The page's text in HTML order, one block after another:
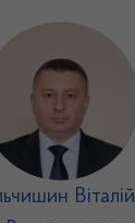
Віталій